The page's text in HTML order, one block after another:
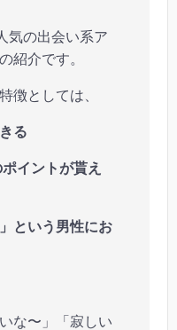
気の出会い系ア
紹介です。
徴としては、
る
イントが貰え
という男性にお
な〜」「寂しい